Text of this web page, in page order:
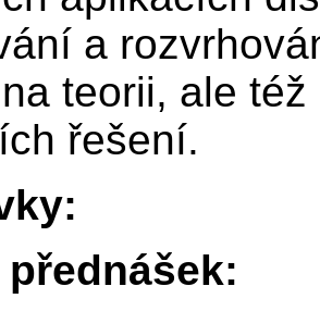
a
teorii, ale
řešení.